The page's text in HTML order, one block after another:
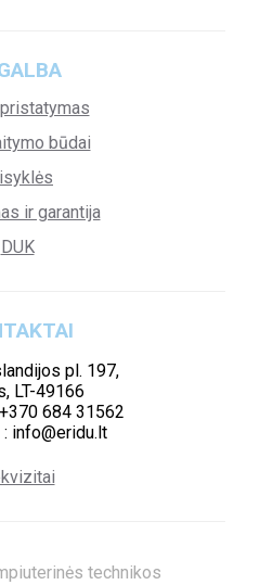
būdai
ir garantija
DUK
pl. 197,
LT-49166
684 31562
info@eridu.lt
technikos